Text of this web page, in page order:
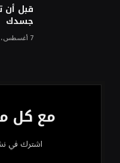
قبل أن
جسدك
7 أغسطس، 2026
مع كل
اشترك في